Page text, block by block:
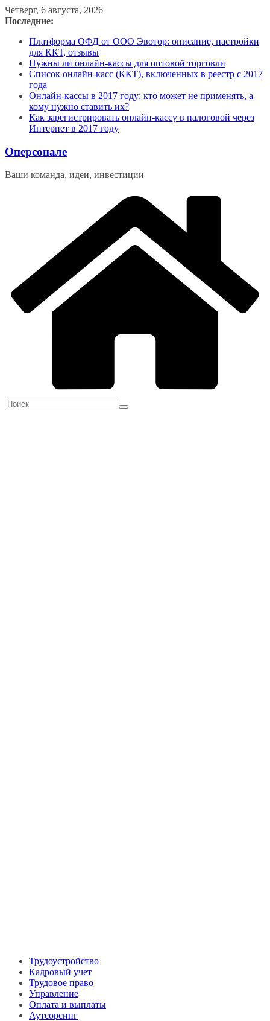
Перейти
к
Четверг, 6 августа, 2026
Последние:
Платформа ОФД от ООО Эвотор: описание, настройки
для ККТ, отзывы
Нужны ли онлайн-кассы для оптовой торговли
Список онлайн-касс (ККТ), включенных в реестр с 2017
года
Онлайн-кассы в 2017 году: кто может не применять, а
кому нужно ставить их?
Как зарегистрировать онлайн-кассу в налоговой через
Интернет в 2017 году
Оперсонале
Ваши команда, идеи, инвестиции
Трудоустройство
Кадровый учет
Трудовое право
Управление
Оплата и выплаты
Аутсорсинг